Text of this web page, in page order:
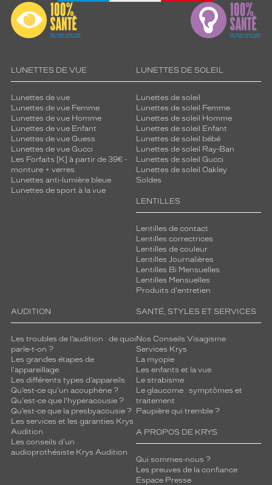
LUNETTES DE VUE
Lunettes de vue
Lunettes de vue Femme
Lunettes de vue Homme
Lunettes de vue Enfant
Lunettes de vue Guess
Lunettes de vue Gucci
Les Forfaits [K] à partir de 39€ -
monture + verres
Lunettes anti-lumière bleue
Lunettes de sport à la vue
LUNETTES DE SOLEIL
Lunettes de soleil
Lunettes de soleil Femme
Lunettes de soleil Homme
Lunettes de soleil Enfant
Lunettes de soleil bébé
Lunettes de soleil Ray-Ban
Lunettes de soleil Gucci
Lunettes de soleil Oakley
Soldes
LENTILLES
Lentilles de contact
Lentilles correctrices
Lentilles de couleur
Lentilles Journalières
Lentilles Bi Mensuelles
Lentilles Mensuelles
Produits d'entretien
AUDITION
Les troubles de l’audition : de quoi
parle-t-on ?
Les grandes étapes de
l'appareillage
Les différents types d’appareils
Qu’est-ce qu'un acouphène ?
Qu'est-ce que l'hyperacousie ?
Qu’est-ce que la presbyacousie ?
Les services et les garanties Krys
Audition
Les conseils d'un
audioprothésiste Krys Audition
SANTÉ, STYLES ET SERVICES
Nos Conseils Visagisme
Services Krys
La myopie
Les enfants et la vue
Le strabisme
Le glaucome : symptômes et
traitement
Paupière qui tremble ?
A PROPOS DE KRYS
Qui sommes-nous ?
Les preuves de la confiance
Espace Presse